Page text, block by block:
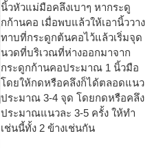
นิ้วหัวแม่มือคลึงเบาๆ หากระดู
กก้านคอ เมื่อพบแล้วให้เอานิ้ววาง
ทาบที่กระดูกต้นคอไว้แล้วเริ่มจุด
นวดที่บริเวณที่ห่างออกมาจาก
กระดูกก้านคอประมาณ 1 นิ้วมือ
โดยให้กดหรือคลึงก็ได้ตลอดแนว
ประมาณ 3-4 จุด โดยกดหรือคลึง
ประมาณแนวละ 3-5 ครั้ง ให้ทำ
เช่นนี้ทั้ง 2 ข้างเช่นกัน